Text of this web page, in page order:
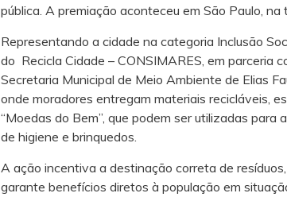
pública. A premiação aconteceu em São Paulo, na
Representando a cidade na categoria Inclusão
do Recicla Cidade – CONSIMARES, em parceria
Secretaria Municipal de Meio Ambiente de Elias
onde moradores entregam materiais recicláveis,
“Moedas do Bem”, que podem ser utilizadas
de higiene e brinquedos.
A ação incentiva a destinação correta de
garante benefícios diretos à população em